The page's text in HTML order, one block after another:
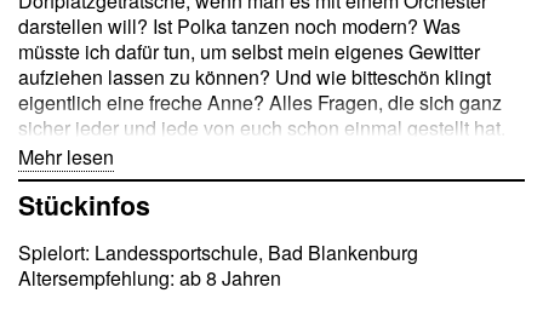
darstellen will? Ist Polka tanzen noch modern? Was
müsste ich dafür tun, um selbst mein eigenes Gewitter
aufziehen lassen zu können? Und wie bitteschön klingt
eigentlich eine freche Anne? Alles Fragen, die sich ganz
sicher jeder und jede von euch schon einmal gestellt hat.
Endlich hat das Warten ein Ende. Die Antworten liefert
euch ein großes Sinfonieorchester. 2025 beging die
Musikwelt den 200. Geburtstag von Johann Strauss Junior,
diesem Anlass nehmen euch die Thüringer Symphoniker
Saalfeld- Rudolstadt mit auf eine ausgelassene Reise in
Mehr lesen
Stückinfos
Spielort: Landessportschule, Bad Blankenburg
Altersempfehlung: ab 8 Jahren